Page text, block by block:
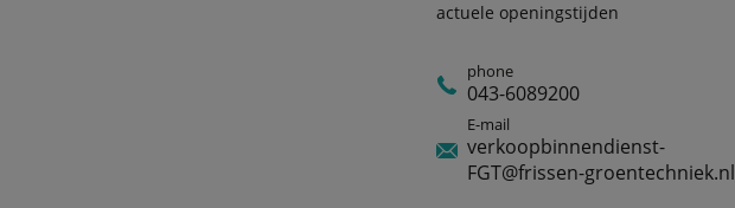
actuele openingstijden
phone
043-6089200
E-mail
verkoopbinnendienst-
FGT@frissen-groentechniek.nl